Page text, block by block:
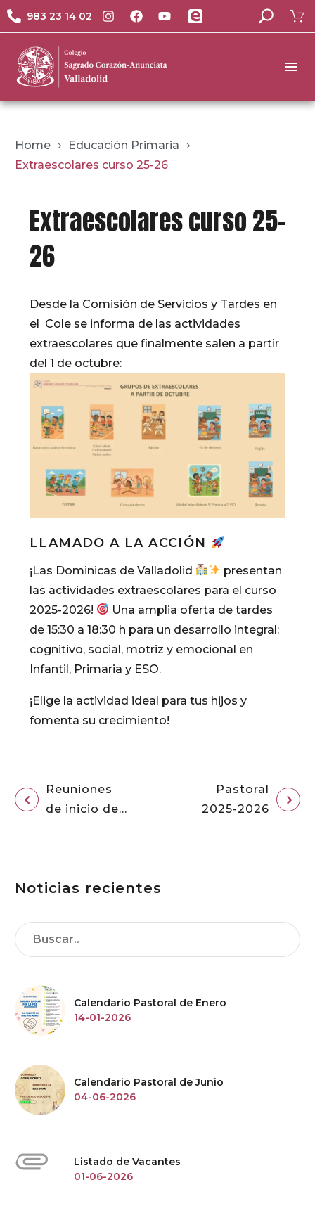
983 23 14 02
Home
Educación Primaria
Extraescolares curso 25-26
Extraescolares curso 25-
26
Desde la Comisión de Servicios y Tardes en
el Cole se informa de las actividades
extraescolares que finalmente salen a partir
del 1 de octubre:
LLAMADO A LA ACCIÓN
¡Las Dominicas de Valladolid
presentan
las actividades extraescolares para el curso
2025-2026!
Una amplia oferta de tardes
de 15:30 a 18:30 h para un desarrollo integral:
cognitivo, social, motriz y emocional en
Infantil, Primaria y ESO.
¡Elige la actividad ideal para tus hijos y
fomenta su crecimiento!
Reuniones
de inicio de
Pastoral
2025-2026
Noticias recientes
Calendario Pastoral de Enero
14-01-2026
Calendario Pastoral de Junio
04-06-2026
Listado de Vacantes
01-06-2026